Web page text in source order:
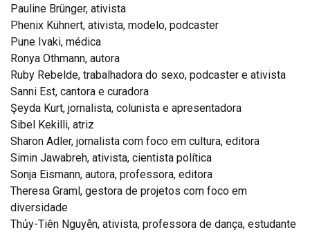
Pauline Brünger, ativista
Phenix Kühnert, ativista, modelo, podcaster
Pune Ivaki, médica
Ronya Othmann, autora
Ruby Rebelde, trabalhadora do sexo, podcaster e ativista
Sanni Est, cantora e curadora
Şeyda Kurt, jornalista, colunista e apresentadora
Sibel Kekilli, atriz
Sharon Adler, jornalista com foco em cultura, editora
Simin Jawabreh, ativista, cientista política
Sonja Eismann, autora, professora, editora
Theresa Graml, gestora de projetos com foco em
diversidade
Thủy-Tiên Nguyễn, ativista, professora de dança, estudante